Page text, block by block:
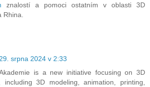
znalostí a pomoci ostatním v oblasti 3D
Rhina.
29. srpna 2024 v 2:33
is a new initiative focusing on 3D
including 3D modeling, animation, printing,